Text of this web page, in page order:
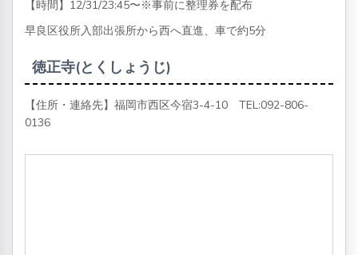
【時間】12/31/23:45〜※事前に整理券を配布
早良区役所入部出張所から西へ直進、車で約5分
徳正寺(とくしょうじ)
【住所・連絡先】福岡市西区今宿3-4-10 TEL:092-806-
0136